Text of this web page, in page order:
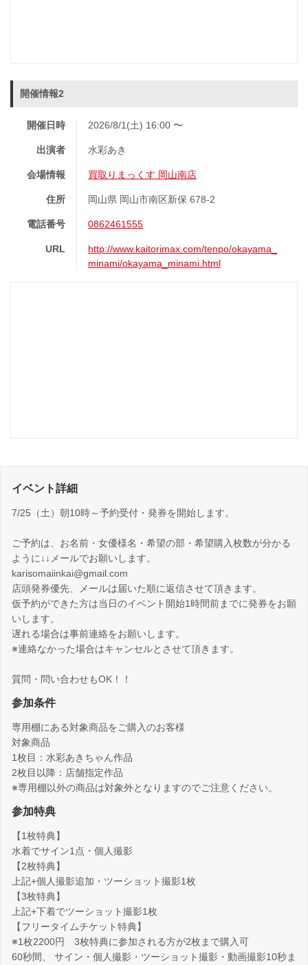
開催情報2
開催日時 2026/8/1(土) 16:00 〜
出演者 水彩あき
会場情報 買取りまっくす 岡山南店
住所 岡山県 岡山市南区新保 678-2
電話番号 0862461555
URL
http://www.kaitorimax.com/tenpo/okayama_
minami/okayama_minami.html
イベント詳細
7/25（土）朝10時～予約受付・発券を開始します。
ご予約は、お名前・女優様名・希望の部・希望購入枚数が分かる
ように↓↓メールでお願いします。
karisomaiinkai@gmail.com
店頭発券優先、メールは届いた順に返信させて頂きます。
仮予約ができた方は当日のイベント開始1時間前までに発券をお願
いします。
遅れる場合は事前連絡をお願いします。
※連絡なかった場合はキャンセルとさせて頂きます。
質問・問い合わせもOK！！
参加条件
専用棚にある対象商品をご購入のお客様
対象商品
1枚目：水彩あきちゃん作品
2枚目以降：店舗指定作品
※専用棚以外の商品は対象外となりますのでご注意ください。
参加特典
【1枚特典】
水着でサイン1点・個人撮影
【2枚特典】
上記+個人撮影追加・ツーショット撮影1枚
【3枚特典】
上記+下着でツーショット撮影1枚
【フリータイムチケット特典】
※1枚2200円 3枚特典に参加される方が2枚まで購入可
60秒間、 サイン・個人撮影・ツーショット撮影・動画撮影10秒ま